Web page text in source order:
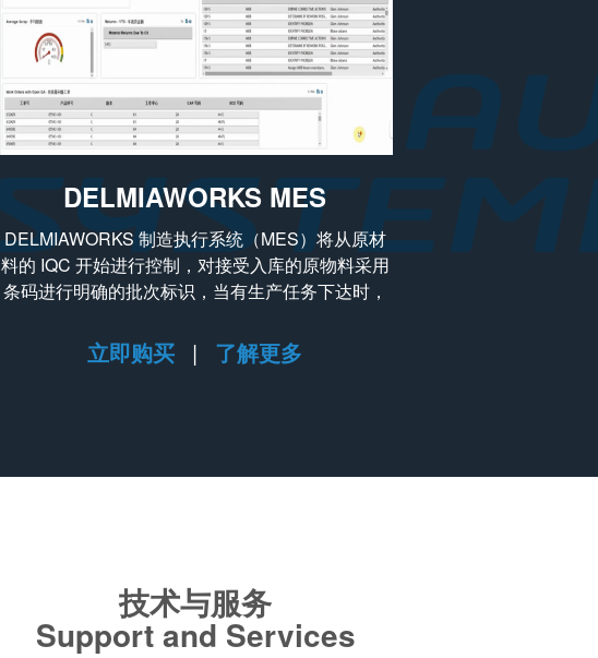
DELMIAWORKS MES
DELMIAWORKS 制造执行系统（MES）将从原材
料的 IQC 开始进行控制，对接受入库的原物料采用
条码进行明确的批次标识，当有生产任务下达时，
批号，最终追踪到产成品，从而贯通工厂的“由原材
料到出货成品”的全线追溯控制需求，同时完成生产
立即购买 | 了解更多
技术与服务
Support and Services